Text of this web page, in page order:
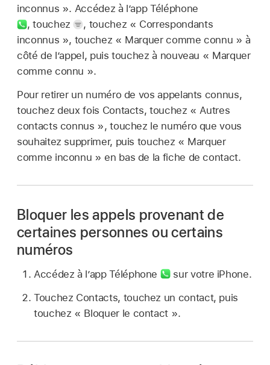
inconnus ». Accédez à l’app Téléphone
,touchez , touchez « Correspondants
inconnus », touchez « Marquer comme connu » à
côté de l’appel, puis touchez à nouveau « Marquer
comme connu ».
Pour retirer un numéro de vos appelants connus,
touchez deux fois Contacts, touchez « Autres
contacts connus », touchez le numéro que vous
souhaitez supprimer, puis touchez « Marquer
comme inconnu » en bas de la fiche de contact.
Bloquer les appels provenant de
certaines personnes ou certains
numéros
Accédez à l’app Téléphone
sur votre iPhone.
Touchez Contacts, touchez un contact, puis
touchez « Bloquer le contact ».